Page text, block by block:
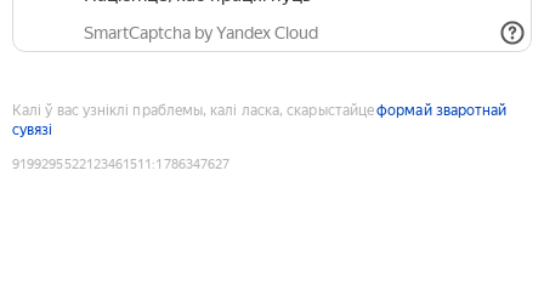
SmartCaptcha by Yandex Cloud
Калі ў вас узніклі праблемы, калі ласка, скарыстайцеформай зваротнай
сувязі
9199295522123461511 :1786347627